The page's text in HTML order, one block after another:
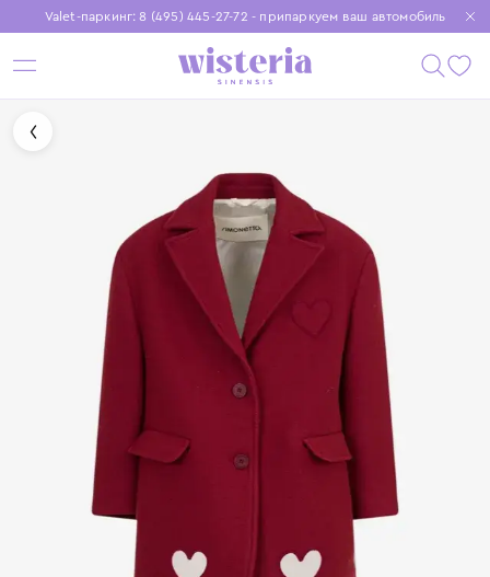
Valet-паркинг: 8 (495) 445-27-72 - припаркуем ваш автомобиль
Бесплатная доставка при заказе от 15 000 ₽
Установите приложение, чтобы покупки были еще удобнее